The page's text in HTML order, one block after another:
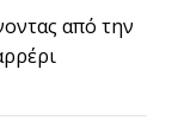
από την